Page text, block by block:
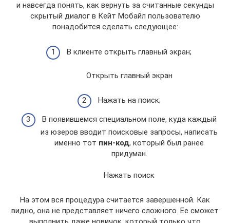
и навсегда понять, как вернуть за считанные секунды
скрытый диалог в Кейт Мобайл пользователю
понадобится сделать следующее:
В клиенте открыть главный экран;
Открыть главный экран
Нажать на поиск;
В появившемся специальном поле, куда каждый
из юзеров вводит поисковые запросы, написать
именно тот пин-код, который был ранее
придуман.
Нажать поиск
На этом вся процедура считается завершенной. Как
видно, она не представляет ничего сложного. Ее сможет